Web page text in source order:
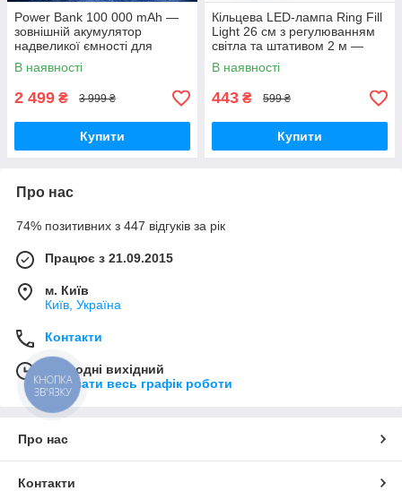
Power Bank 100 000 mAh —
зовнішній акумулятор
надвеликої ємності для
телефону, роутера та
автономного живлення
В наявності
2 499 ₴ 3 999 ₴
Купити
Кільцева LED-лампа Ring Fill
Light 26 см з регулюванням
світла та штативом 2 м —
світло для селфі, блогерів,
візажистів, фото-віде
В наявності
443 ₴ 599 ₴
Купити
Про нас
74% позитивних з 447 відгуків за рік
Працює з 21.09.2015
м. Київ
Київ, Україна
Контакти
Сьогодні вихідний
Показати весь графік роботи
Про нас
Контакти
КНОПКА
ЗВ'ЯЗКУ